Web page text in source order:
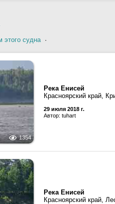
этого судна·
1354
Река Енисей
Красноярский край,
29 июля 2018 г.
Автор: tuhart
Река Енисей
Красноярский край,